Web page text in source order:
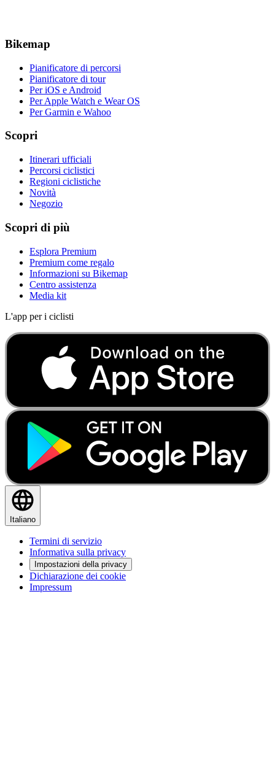
Bikemap
Pianificatore di percorsi
Pianificatore di tour
Per iOS e Android
Per Apple Watch e Wear OS
Per Garmin e Wahoo
Scopri
Itinerari ufficiali
Percorsi ciclistici
Regioni ciclistiche
Novità
Negozio
Scopri di più
Esplora Premium
Premium come regalo
Informazioni su Bikemap
Centro assistenza
Media kit
L'app per i ciclisti
Italiano
Termini di servizio
Informativa sulla privacy
Impostazioni della privacy
Dichiarazione dei cookie
Impressum